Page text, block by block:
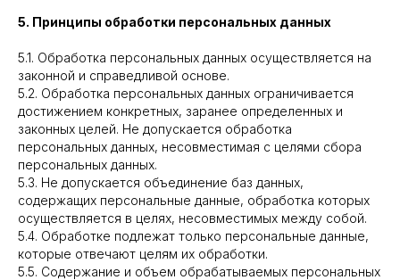
5. Принципы обработки персональных данных
5.1. Обработка персональных данных осуществляется на
законной и справедливой основе.
5.2. Обработка персональных данных ограничивается
достижением конкретных, заранее определенных и
законных целей. Не допускается обработка
персональных данных, несовместимая с целями сбора
персональных данных.
5.3. Не допускается объединение баз данных,
содержащих персональные данные, обработка которых
осуществляется в целях, несовместимых между собой.
5.4. Обработке подлежат только персональные данные,
которые отвечают целям их обработки.
5.5. Содержание и объем обрабатываемых персональных